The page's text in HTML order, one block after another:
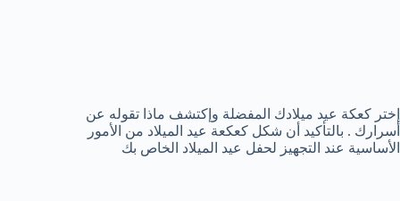
إختر كعكة عيد ميلادك المفضلة وإكتشف ماذا تقوله عن
أسرارك . بالتأكيد أن شكل كعكعة عيد الميلاد من الأمور
الأساسية عند التجهيز لحفل عيد الميلاد الخاص بك